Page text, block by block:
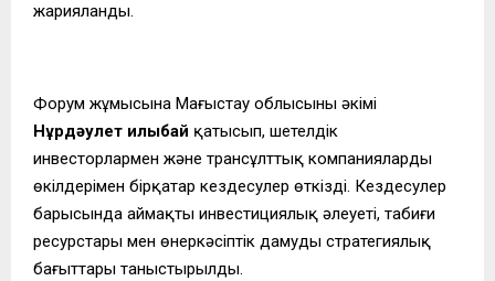
жарияланды.
Форум жұмысына Маңғыстау облысының әкімі
Нұрдәулет Қилыбай қатысып, шетелдік
инвесторлармен және трансұлттық компаниялардың
өкілдерімен бірқатар кездесулер өткізді. Кездесулер
барысында аймақтың инвестициялық әлеуеті, табиғи
ресурстары мен өнеркәсіптік дамудың стратегиялық
бағыттары таныстырылды.